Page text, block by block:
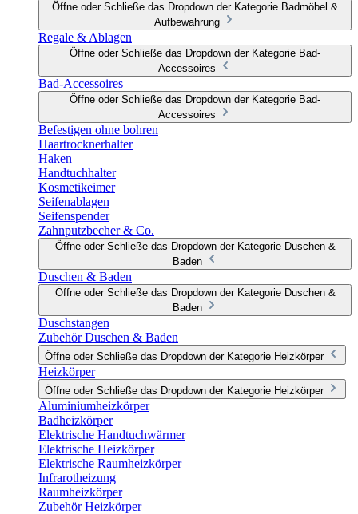
Öffne oder Schließe das Dropdown der Kategorie Badmöbel &
Aufbewahrung
Regale & Ablagen
Öffne oder Schließe das Dropdown der Kategorie Bad-
Accessoires
Bad-Accessoires
Öffne oder Schließe das Dropdown der Kategorie Bad-
Accessoires
Befestigen ohne bohren
Haartrocknerhalter
Haken
Handtuchhalter
Kosmetikeimer
Seifenablagen
Seifenspender
Zahnputzbecher & Co.
Öffne oder Schließe das Dropdown der Kategorie Duschen &
Baden
Duschen & Baden
Öffne oder Schließe das Dropdown der Kategorie Duschen &
Baden
Duschstangen
Zubehör Duschen & Baden
Öffne oder Schließe das Dropdown der Kategorie Heizkörper
Heizkörper
Öffne oder Schließe das Dropdown der Kategorie Heizkörper
Aluminiumheizkörper
Badheizkörper
Elektrische Handtuchwärmer
Elektrische Heizkörper
Elektrische Raumheizkörper
Infrarotheizung
Raumheizkörper
Zubehör Heizkörper